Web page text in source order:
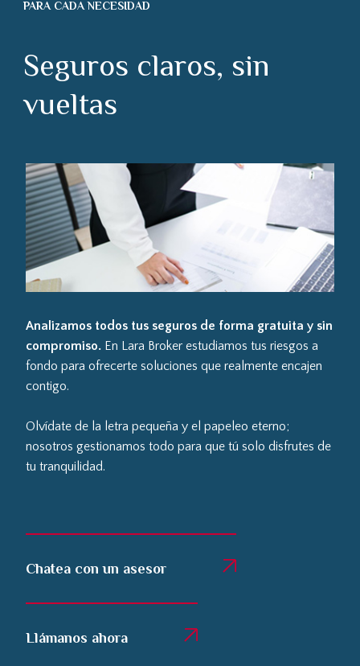
PARA CADA NECESIDAD
Seguros claros, sin
vueltas
Analizamos todos tus seguros de forma gratuita y sin
compromiso.En Lara Broker estudiamos tus riesgos a
fondo para ofrecerte soluciones que realmente encajen
contigo.
Olvídate de la letra pequeña y el papeleo eterno;
nosotros gestionamos todo para que tú solo disfrutes de
tu tranquilidad.
Chatea con un asesor
Llámanos ahora